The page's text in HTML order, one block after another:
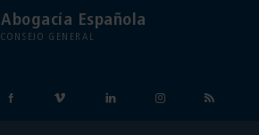
Abogacía Española
CONSEJO GENERAL